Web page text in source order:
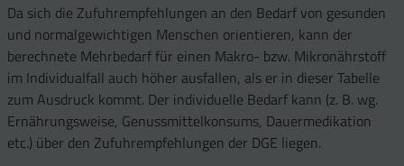
Da sich die Zufuhrempfehlungen an den Bedarf von gesunden
und normalgewichtigen Menschen orientieren, kann der
berechnete Mehrbedarf für einen Makro- bzw. Mikronährstoff
im Individualfall auch höher ausfallen, als er in dieser Tabelle
zum Ausdruck kommt. Der individuelle Bedarf kann (z. B. wg.
Ernährungsweise, Genussmittelkonsums, Dauermedikation
etc.) über den Zufuhrempfehlungen der DGE liegen.